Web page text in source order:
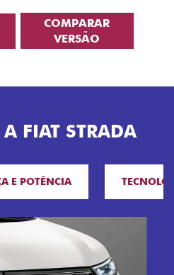
COMPARAR
VERSÃO
FIAT STRADA
E POTÊNCIA